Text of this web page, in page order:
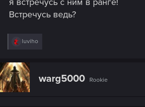
Встречусь ведь?
R
c
t
i
o
luviho
warg5000 Rookie